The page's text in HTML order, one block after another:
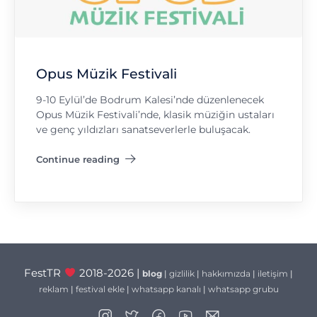
Opus Müzik Festivali
9-10 Eylül’de Bodrum Kalesi’nde düzenlenecek
Opus Müzik Festivali’nde, klasik müziğin ustaları
ve genç yıldızları sanatseverlerle buluşacak.
Continue reading
"Opus Müzik Festivali"
FestTR 2018-2026 | blog| gizlilik| hakkımızda | iletişim |
reklam | festival ekle| whatsapp kanalı | whatsapp grubu